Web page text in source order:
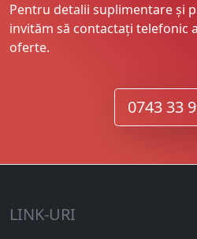
Pentru detalii suplimentare și
invităm să contactați telefonic
oferte.
0743 33
LINK-URI